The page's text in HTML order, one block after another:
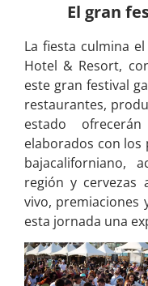
El gran
La fiesta culmina
Hotel & Resort,
este gran festival
restaurantes,
estado
elaborados con
bajacaliforniano,
región y cervezas
vivo, premiaciones
esta jornada una